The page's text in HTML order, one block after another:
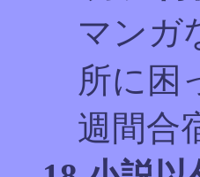
マンガ
所に困
週間合